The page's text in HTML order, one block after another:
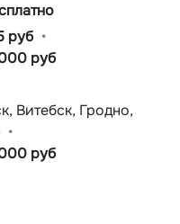
руб
руб
Витебск, Гродно,
руб